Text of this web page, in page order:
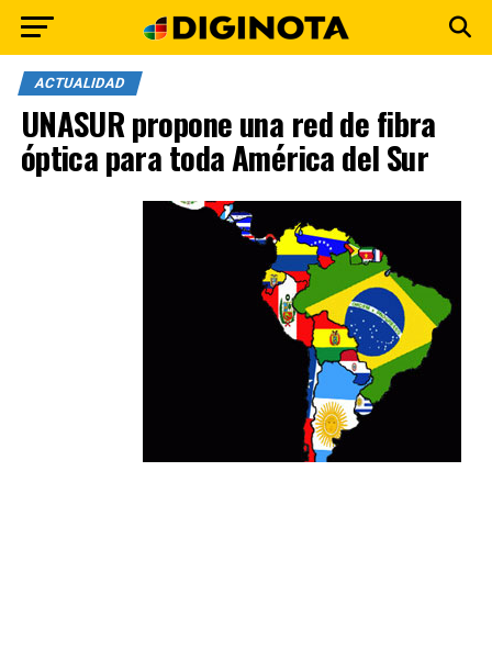
ACTUALIDAD
UNASUR propone una red de fibra
óptica para toda América del Sur